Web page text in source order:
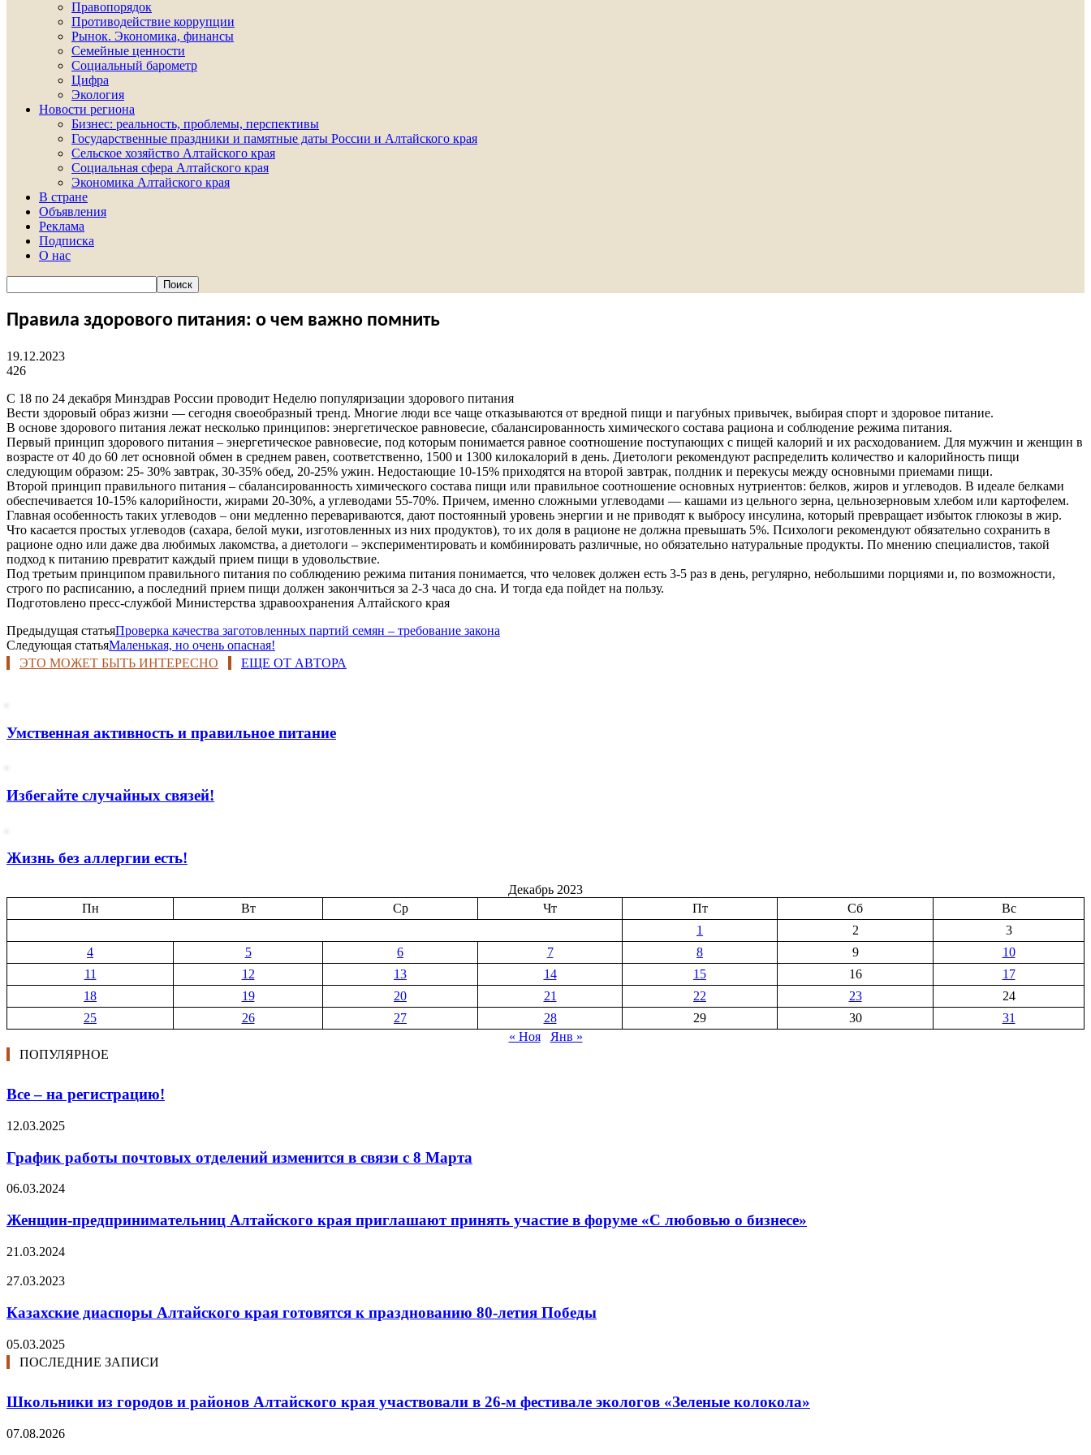
Правопорядок
Противодействие коррупции
Рынок. Экономика, финансы
Семейные ценности
Социальный барометр
Цифра
Экология
Новости региона
Бизнес: реальность, проблемы, перспективы
Государственные праздники и памятные даты России и Алтайского края
Сельское хозяйство Алтайского края
Социальная сфера Алтайского края
Экономика Алтайского края
В стране
Объявления
Реклама
Подписка
О нас
Правила здорового питания: о чем важно помнить
19.12.2023
426
С 18 по 24 декабря Минздрав России проводит Неделю популяризации здорового питания
Вести здоровый образ жизни — сегодня своеобразный тренд. Многие люди все чаще отказываются от вредной пищи и пагубных привычек, выбирая спорт и здоровое питание.
В основе здорового питания лежат несколько принципов: энергетическое равновесие, сбалансированность химического состава рациона и соблюдение режима питания.
Первый принцип здорового питания – энергетическое равновесие, под которым понимается равное соотношение поступающих с пищей калорий и их расходованием. Для мужчин и женщин в
возрасте от 40 до 60 лет основной обмен в среднем равен, соответственно, 1500 и 1300 килокалорий в день. Диетологи рекомендуют распределить количество и калорийность пищи
следующим образом: 25- 30% завтрак, 30-35% обед, 20-25% ужин. Недостающие 10-15% приходятся на второй завтрак, полдник и перекусы между основными приемами пищи.
Второй принцип правильного питания – сбалансированность химического состава пищи или правильное соотношение основных нутриентов: белков, жиров и углеводов. В идеале белками
обеспечивается 10-15% калорийности, жирами 20-30%, а углеводами 55-70%. Причем, именно сложными углеводами — кашами из цельного зерна, цельнозерновым хлебом или картофелем.
Главная особенность таких углеводов – они медленно перевариваются, дают постоянный уровень энергии и не приводят к выбросу инсулина, который превращает избыток глюкозы в жир.
Что касается простых углеводов (сахара, белой муки, изготовленных из них продуктов), то их доля в рационе не должна превышать 5%. Психологи рекомендуют обязательно сохранить в
рационе одно или даже два любимых лакомства, а диетологи – экспериментировать и комбинировать различные, но обязательно натуральные продукты. По мнению специалистов, такой
подход к питанию превратит каждый прием пищи в удовольствие.
Под третьим принципом правильного питания по соблюдению режима питания понимается, что человек должен есть 3-5 раз в день, регулярно, небольшими порциями и, по возможности,
строго по расписанию, а последний прием пищи должен закончиться за 2-3 часа до сна. И тогда еда пойдет на пользу.
Подготовлено пресс-службой Министерства здравоохранения Алтайского края
Предыдущая статьяПроверка качества заготовленных партий семян – требование закона
Следующая статьяМаленькая, но очень опасная!
ЭТО МОЖЕТ БЫТЬ ИНТЕРЕСНО
ЕЩЕ ОТ АВТОРА
Умственная активность и правильное питание
Избегайте случайных связей!
Жизнь без аллергии есть!
Декабрь 2023
Пн
Вт Ср Чт Пт Сб
Вс
1
2
3
4
5 6 7 8 9
10
11
12 13 14 15 16
17
18
19 20 21 22 23
24
25
26 27 28 29 30
31
« Ноя
Янв »
ПОПУЛЯРНОЕ
Все – на регистрацию!
12.03.2025
График работы почтовых отделений изменится в связи с 8 Марта
06.03.2024
Женщин-предпринимательниц Алтайского края приглашают принять участие в форуме «С любовью о бизнесе»
21.03.2024
27.03.2023
Казахские диаспоры Алтайского края готовятся к празднованию 80-летия Победы
05.03.2025
ПОСЛЕДНИЕ ЗАПИСИ
Школьники из городов и районов Алтайского края участвовали в 26-м фестивале экологов «Зеленые колокола»
07.08.2026